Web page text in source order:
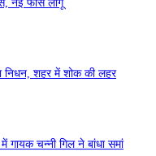
नई फीस लागू
निधन, शहर में शोक की लहर
गायक चन्नी गिल ने बांधा समां